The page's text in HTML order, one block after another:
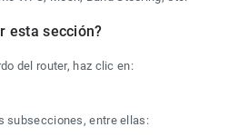
esta sección?
del router, haz clic en:
subsecciones, entre ellas: